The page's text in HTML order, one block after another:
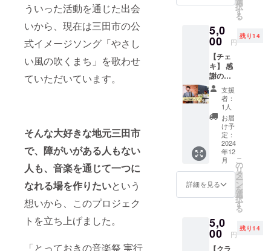
ういった活動を通じた出会
いから、現在は三田市の公
式イメージソング「やさし
い風の吹くまち」を歌わせ
ていただいています。
そんな大好きな地元三田市
で、障がいがある人もない
人も、音楽を通じて一つに
なれる場を作りたいという
想いから、このプロジェク
トを立ち上げました。
「とっておきの音楽祭 実行
なさま
のお気
持ちを
お待ち
してい
ます！
みなさ
まで最
後ゴー
ルまで
進みま
しょ
う！ ・
プロ
ジェク
ト終了
後には
録音し
た出演
気持ち
てお礼
のメー
ルをお
送りい
たしま
す。
択
す
る
5,0
00 円
残り14
【チェ
キ】 感
謝の気
持ちを
込め
て、 さ
んだ
とって
おきの
音楽祭
事務局
メン
バー(雄
介、ミ
チコ、
中村天
イテ
キ、上
地)チェ
支援
者：
1人
お届
け予
定：
2024
年12
月
詳細を見る
こ
の
リ
タ
ー
ン
を
選
択
す
る
5,0
00 円
残り14
【クラ